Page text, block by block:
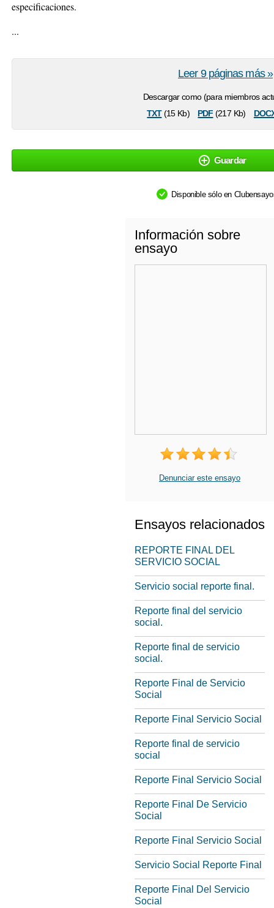
especificaciones.
...
Descargar como (para miembros
txt(15 Kb) pdf (217 Kb)
Leer 9 páginas más »
Guardar
Disponible sólo en
Información sobre
ensayo
Denunciar este ensayo
Ensayos relacionados
REPORTE FINAL DEL
SERVICIO SOCIAL
Servicio social reporte final.
Reporte final del servicio
social.
Reporte final de servicio
social.
Reporte Final de Servicio
Social
Reporte Final Servicio Social
Reporte final de servicio
social
Reporte Final Servicio Social
Reporte Final De Servicio
Social
Reporte Final Servicio Social
Servicio Social Reporte Final
Reporte Final Del Servicio
Social